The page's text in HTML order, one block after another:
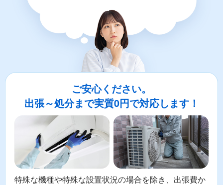
ご安心ください。
出張～処分まで実質0円で対応します！
特殊な機種や特殊な設置状況の場合を除き、出張費か